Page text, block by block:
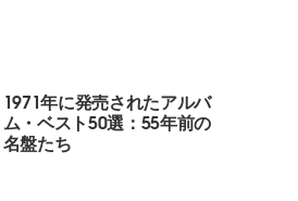
1971年に発売されたアルバ
ム・ベスト50選：55年前の
名盤たち